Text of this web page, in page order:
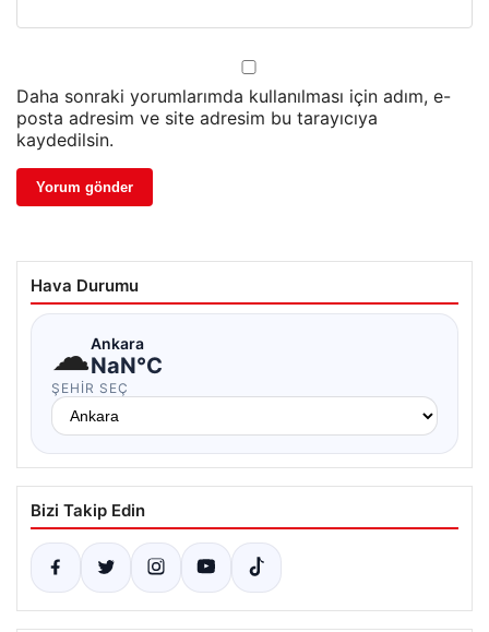
Daha sonraki yorumlarımda kullanılması için adım, e-
posta adresim ve site adresim bu tarayıcıya
kaydedilsin.
Hava Durumu
☁Ankara
NaN°C
ŞEHIR SEÇ
Bizi Takip Edin